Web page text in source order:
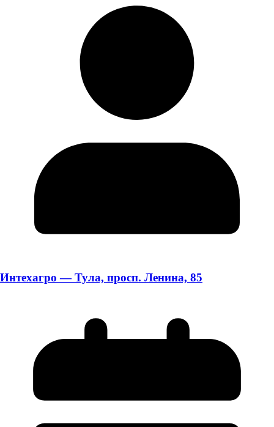
Интехагро — Тула, просп. Ленина, 85